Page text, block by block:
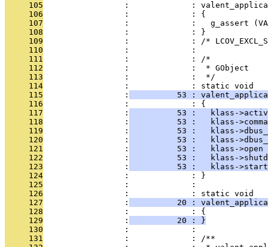
     105
:             :
     106
                 :             : {
     107
:             :   g_assert
     108
                 :             : }
     109
:             : /*
     110
                 :             :
     111
                 :             : /*
     112
                 :             :  * GObject
     113
                 :             :  */
     114
                 :             : static void
     115
                 :
53 :
     116
                 :             : {
     117
                 :
53 :   klass-
     118
                 :
53 :   klass-
     119
                 :
53 :   klass-
     120
                 :
53 :   klass-
     121
                 :
53 :   klass->open
     122
                 :
53 :   klass-
     123
                 :
53 :   klass-
     124
                 :             : }
     125
                 :             :
     126
                 :             : static void
     127
                 :
20 :
     128
                 :             : {
     129
                 :
          20 : }
     130
                 :             :
     131
                 :             : /**